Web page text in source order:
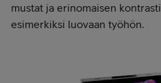
mustat ja erinomaisen
esimerkiksi luovaan työhön.